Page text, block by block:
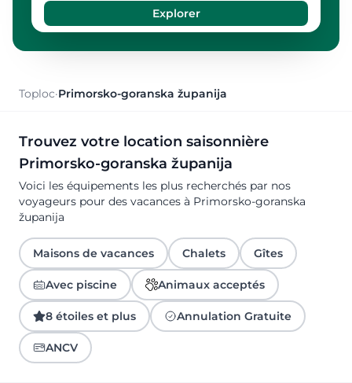
Toploc·Primorsko-goranska županija
Trouvez votre location saisonnière
Primorsko-goranska županija
Voici les équipements les plus recherchés par nos
voyageurs pour des vacances à Primorsko-goranska
županija
Maisons de vacances Chalets Gîtes
Avec piscine Animaux acceptés
8 étoiles et plus Annulation Gratuite
ANCV